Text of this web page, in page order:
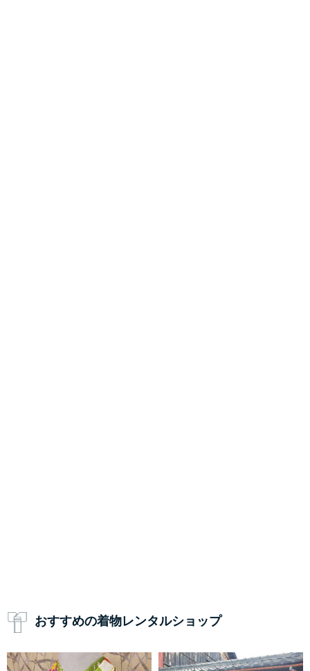
おすすめの着物レンタルショップ